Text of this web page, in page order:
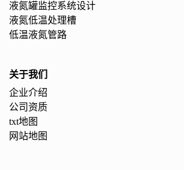
液氮罐监控系统设计
液氮低温处理槽
低温液氮管路
关于我们
企业介绍
公司资质
txt地图
网站地图